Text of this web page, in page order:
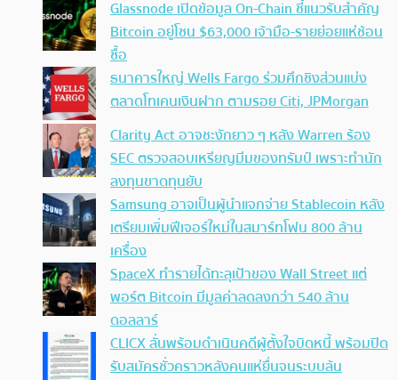
Glassnode เปิดข้อมูล On-Chain ชี้แนวรับสำคัญ
Bitcoin อยู่โซน $63,000 เจ้ามือ-รายย่อยแห่ช้อน
ซื้อ
ธนาคารใหญ่ Wells Fargo ร่วมศึกชิงส่วนแบ่ง
ตลาดโทเคนเงินฝาก ตามรอย Citi, JPMorgan
Clarity Act อาจชะงักยาว ๆ หลัง Warren ร้อง
SEC ตรวจสอบเหรียญมีมของทรัมป์ เพราะทำนัก
ลงทุนขาดทุนยับ
Samsung อาจเป็นผู้นำแจกจ่าย Stablecoin หลัง
เตรียมเพิ่มฟีเจอร์ใหม่ในสมาร์ทโฟน 800 ล้าน
เครื่อง
SpaceX ทำรายได้ทะลุเป้าของ Wall Street แต่
พอร์ต Bitcoin มีมูลค่าลดลงกว่า 540 ล้าน
ดอลลาร์
CLICX ลั่นพร้อมดำเนินคดีผู้ตั้งใจบิดหนี้ พร้อมปิด
รับสมัครชั่วคราวหลังคนแห่ยื่นจนระบบล้น